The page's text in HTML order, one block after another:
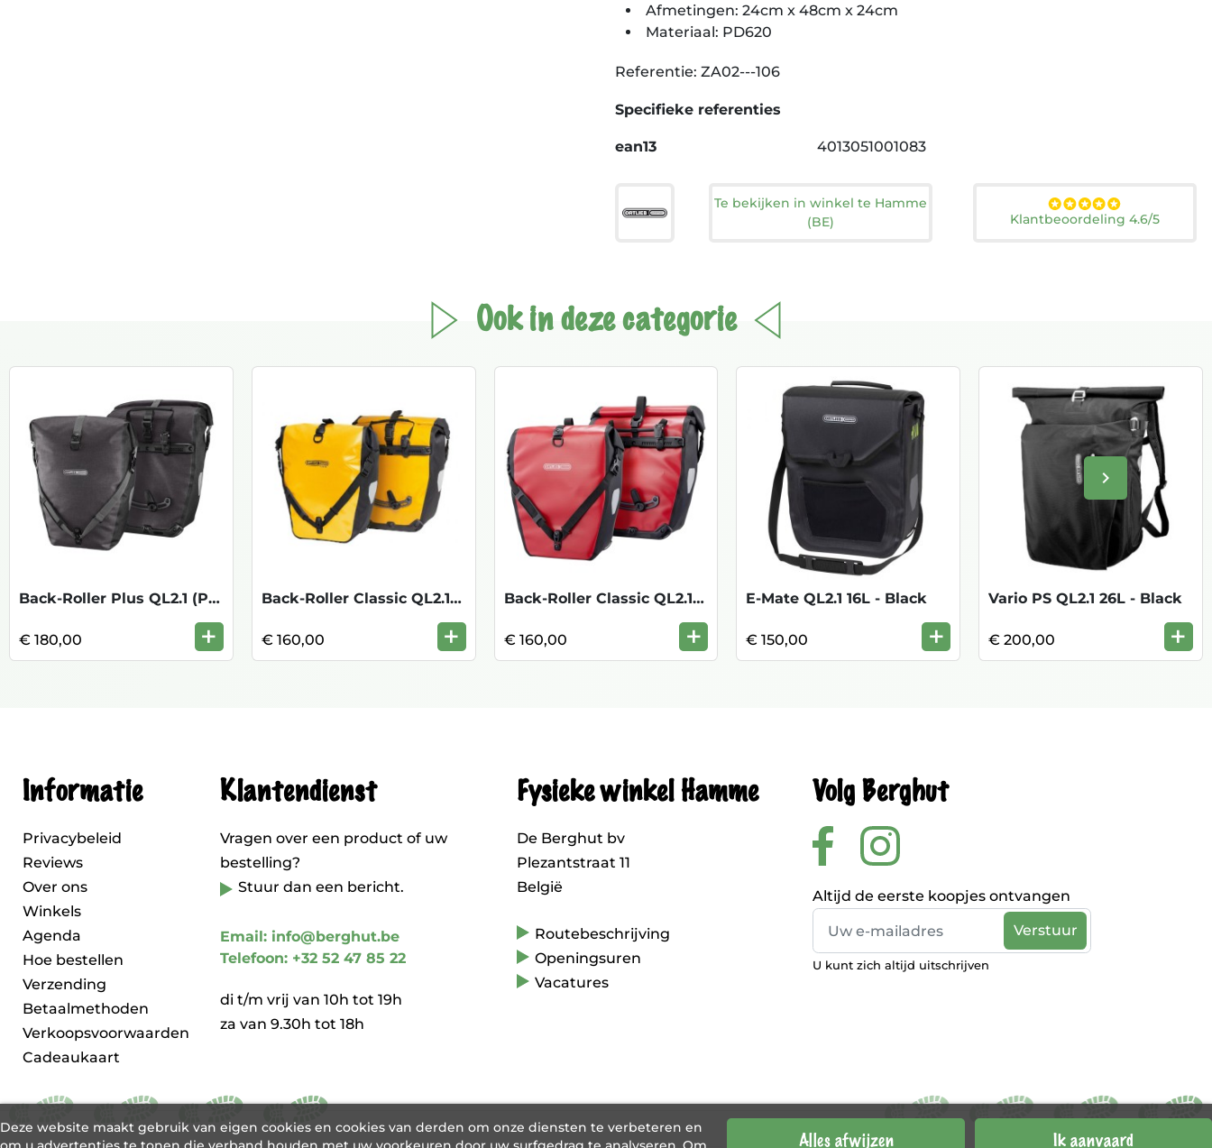
Afmetingen: 24cm x 48cm x 24cm
Materiaal: PD620
Referentie: ZA02---106
Specifieke referenties
ean13 4013051001083
Te bekijken in winkel te Hamme
(BE)
Klantbeoordeling 4.6/5
Ook in deze categorie
Volgende
keyboard_arrow_right
Back-Roller Plus QL2.1 (Paar)-Granite/bl
€ 180,00 +
Back-Roller Classic QL2.1(Paar)-SunY BlK
€ 160,00 +
Back-Roller Classic QL2.1 (Paar)-Red/Bla
€ 160,00 +
E-Mate QL2.1 16L - Black
€ 150,00 +
Vario PS QL2.1 26L - Black
€ 200,00 +
Informatie
Privacybeleid
Reviews
Over ons
Winkels
Agenda
Hoe bestellen
Verzending
Betaalmethoden
Verkoopsvoorwaarden
Cadeaukaart
Klantendienst
Vragen over een product of uw
bestelling?
Stuur dan een bericht.
Email: info@berghut.be
Telefoon: +32 52 47 85 22
di t/m vrij van 10h tot 19h
za van 9.30h tot 18h
Fysieke winkel Hamme
De Berghut bv
Plezantstraat 11
België
Routebeschrijving
Openingsuren
Vacatures
Volg Berghut
Altijd de eerste koopjes ontvangen
U kunt zich altijd uitschrijven
Deze website maakt gebruik van eigen cookies en cookies van derden om onze diensten te verbeteren en
Alles afwijzen Ik aanvaard